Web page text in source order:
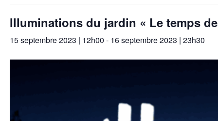
Illuminations du jardin « Le temps
15 septembre 2023 | 12h00 - 16 septembre 2023 | 23h30